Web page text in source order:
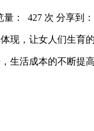
量： 427 次 分享到：
，让女人们生育的
生活成本的不断提